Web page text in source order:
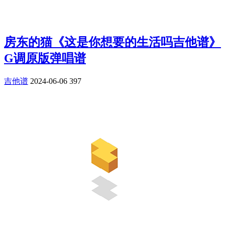
房东的猫《这是你想要的生活吗吉他谱》
G调原版弹唱谱
吉他谱 2024-06-06 397